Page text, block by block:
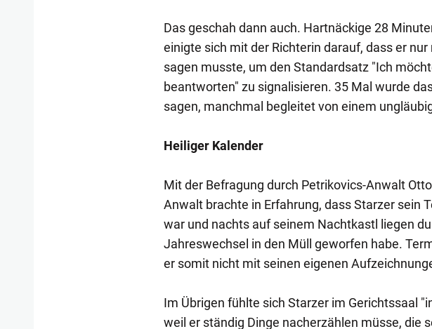
Das geschah dann auch. Hartnäckige 28
einigte sich mit der Richterin darauf, dass er
sagen musste, um den Standardsatz "Ich
beantworten" zu signalisieren. 35 Mal wurde
sagen, manchmal begleitet von einem
Heiliger Kalender
Mit der Befragung durch Petrikovics-Anwalt
Anwalt brachte in Erfahrung, dass Starzer sein
war und nachts auf seinem Nachtkastl liegen
Jahreswechsel in den Müll geworfen habe.
er somit nicht mit seinen eigenen
Im Übrigen fühlte sich Starzer im Gerichtssaal
weil er ständig Dinge nacherzählen müsse, die